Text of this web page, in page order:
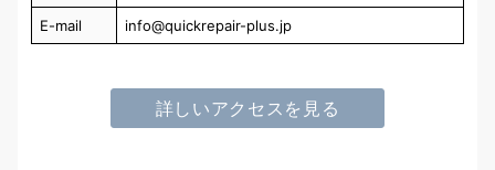
E-mail info@quickrepair-plus.jp
詳しいアクセスを見る